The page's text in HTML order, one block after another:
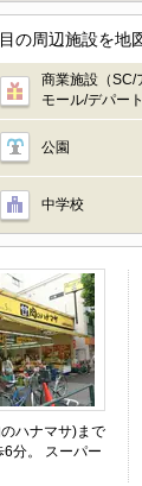
の周辺施設を地
商業施設（SC/
モール/デパート
公園
中学校
ハナマサ)まで
分。 スーパー